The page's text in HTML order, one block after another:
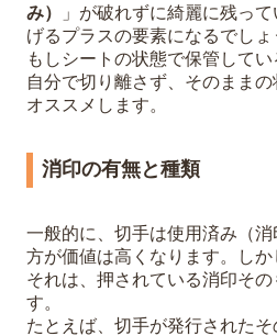
み）
」が破れずに綺麗に残っ
げるプラスの要素になるでしょ
もしシートの状態で保管して
自分で切り離さず、そのまま
オススメします。
消印の有無と種類
一般的に、切手は使用済み（
方が価値は高くなります。しか
それは、押されている消印そ
す。
たとえば、切手が発行された